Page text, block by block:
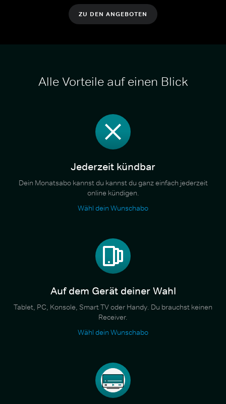
ZU DEN ANGEBOTEN
Alle Vorteile auf einen Blick
Jederzeit kündbar
Dein Monatsabo kannst du kannst du ganz einfach jederzeit
online kündigen.
Wähl dein Wunschabo
Auf dem Gerät deiner Wahl
Tablet, PC, Konsole, Smart TV oder Handy. Du brauchst keinen
Receiver.
Wähl dein Wunschabo